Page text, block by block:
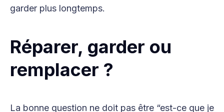
garder plus longtemps.
Réparer, garder ou
remplacer ?
La bonne question ne doit pas être “est-ce que je